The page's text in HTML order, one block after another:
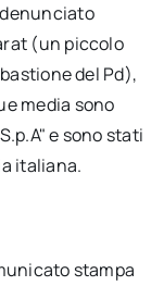
(un piccolo
del Pd),
media sono
e sono stati
italiana.
stampa